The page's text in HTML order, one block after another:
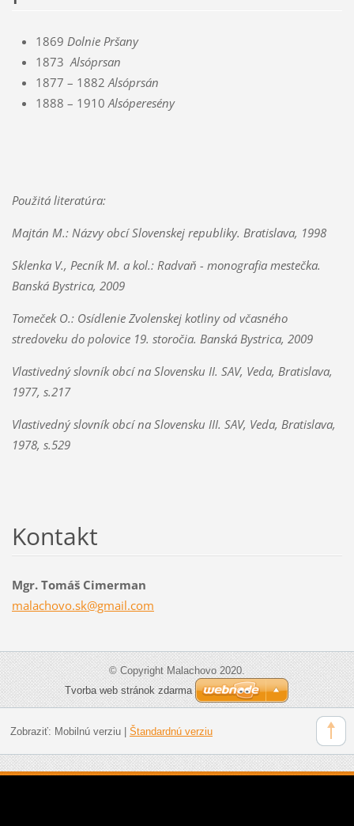
1869 Dolnie Pršany
1873Alsóprsan
1877 – 1882Alsóprsán
1888 – 1910Alsóperesény
Použitá literatúra:
Majtán M.: Názvy obcí Slovenskej republiky. Bratislava, 1998
Sklenka V., Pecník M. a kol.: Radvaň - monografia mestečka.
Banská Bystrica, 2009
Tomeček O.: Osídlenie Zvolenskej kotliny od včasného
stredoveku do polovice 19. storočia. Banská Bystrica, 2009
Vlastivedný slovník obcí na Slovensku II. SAV, Veda, Bratislava,
1977, s.217
Vlastivedný slovník obcí na Slovensku III. SAV, Veda, Bratislava,
1978, s.529
Kontakt
Mgr. Tomáš Cimerman
malachovo.sk@gmail.com
© Copyright Malachovo 2020.
Tvorba web stránok zdarma
Zobraziť: Mobilnú verziu| Štandardnú verziu